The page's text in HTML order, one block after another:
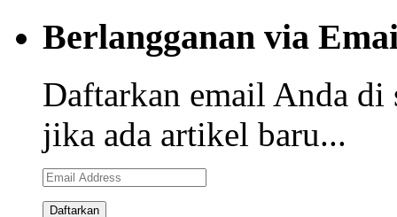
Berlangganan via
Daftarkan email Anda
jika ada artikel baru...
Email
Address